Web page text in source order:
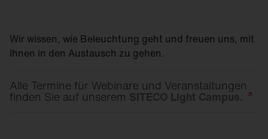
Wir wissen, wie Beleuchtung geht und freuen uns, mit
Ihnen in den Austausch zu gehen.
Alle Termine für Webinare und Veranstaltungen
finden Sie auf unserem SITECO Light Campus.